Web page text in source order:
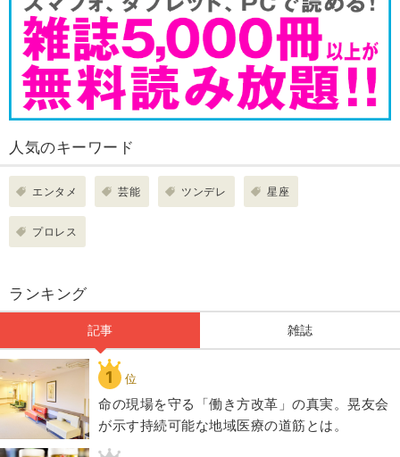
人気のキーワード
エンタメ 芸能 ツンデレ 星座
プロレス
ランキング
記事 雑誌
1 位
​命の現場を守る「働き方改革」の真実。晃友会
が示す持続可能な地域医療の道筋とは。